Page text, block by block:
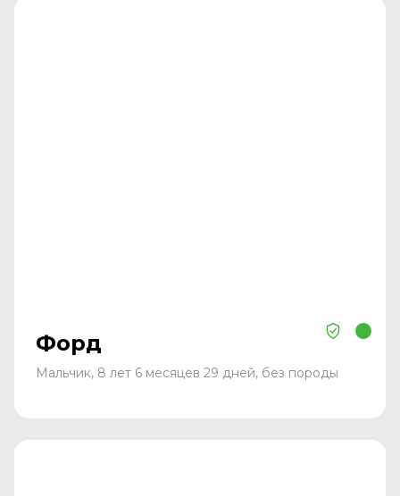
Форд
Мальчик, 8 лет 6 месяцев 29 дней, без породы